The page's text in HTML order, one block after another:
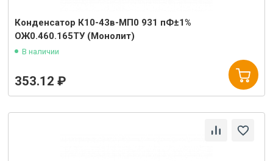
Конденсатор К10-43в-МП0 931 пФ±1%
ОЖ0.460.165ТУ (Монолит)
В наличии
353.12 ₽